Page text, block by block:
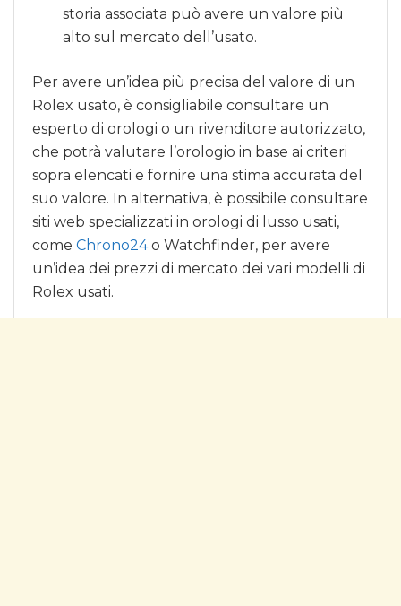
storia associata può avere un valore più
alto sul mercato dell’usato.
Per avere un’idea più precisa del valore di un
Rolex usato, è consigliabile consultare un
esperto di orologi o un rivenditore autorizzato,
che potrà valutare l’orologio in base ai criteri
sopra elencati e fornire una stima accurata del
suo valore. In alternativa, è possibile consultare
siti web specializzati in orologi di lusso usati,
come Chrono24o Watchfinder, per avere
un’idea dei prezzi di mercato dei vari modelli di
Rolex usati.